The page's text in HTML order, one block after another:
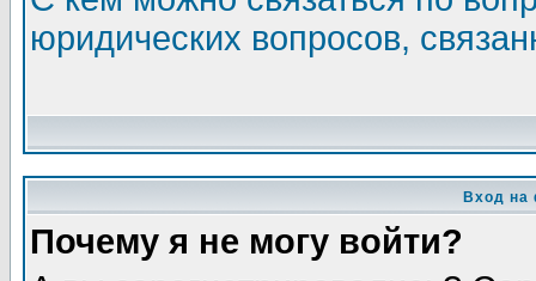
юридических вопросов,
Вход на
Почему я не могу войти?